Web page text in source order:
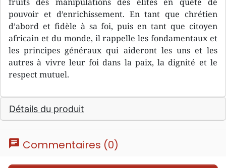
pouvoir et d’enrichissement. En tant que chrétien
d’abord et fidèle à sa foi, puis en tant que citoyen
africain et du monde, il rappelle les fondamentaux et
les principes généraux qui aideront les uns et les
autres à vivre leur foi dans la paix, la dignité et le
respect mutuel.
Détails du produit
chat Commentaires (0)